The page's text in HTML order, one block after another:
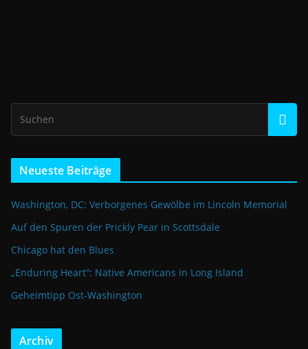
Neueste Beiträge
Washington, DC: Verborgenes Gewölbe im Lincoln Memorial
Auf den Spuren der Prickly Pear in Scottsdale
Chicago hat den Blues
„Enduring Heart“: Native Americans in Long Island
Geheimtipp Ost-Washington
Archiv